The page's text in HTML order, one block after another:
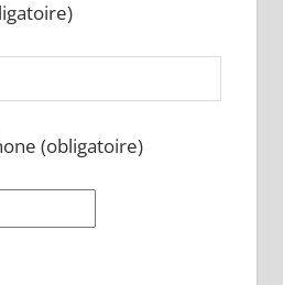
(obligatoire)